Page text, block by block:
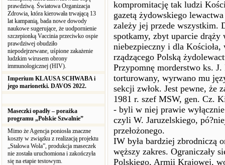
prawdziwą. Światowa Organizacja
Zdrowia, która kierowała trwającą 13
lat kampanią, bada nowe dowody
naukowe sugerujące, że uodpornienie
szczepionką Vaccinia przeciwko ospie
prawdziwej obudziło
niepodejrzewane, uśpione zakażenie
ludzkim wirusem obrony
immunologicznej (HIV).
Imperium KLAUSA SCHWABA i
jego marionetki. DAVOS 2022.
Maseczki opadły – porażka
programu „Polskie Szwalnie”
Mimo że Agencja poniosła znaczne
koszty w związku z realizacją projektu
„Stalowa Wola”, produkcja maseczek
nie została uruchomiona i zakończyła
się na etapie testowym.
kompromitację tak ludzi
gazetą żydowskiego
zależy jej przede wszystkim.
spotkamy, zbyt uparcie
niebezpieczny i dla
rządzącego Polską
Przypomnę morderstwo ks. J.
torturowany, wyrwano mu
sekcji zwłok. Jest pewne, że
1981 r. szef MSW, gen. Cz.
- byli w niej prawie
czyli W. Jaruzelskiego,
przełożonego.
IW była bardziej zbrodniczą
węższy zakres. Ograniczały
Polskiego, Armii Krajowej,